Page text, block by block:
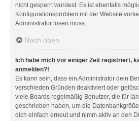
nicht gesperrt wurdest. Es ist ebenfalls
Konfigurationsproblem mit der Website
Administrator lösen muss.
Nach oben
Ich habe mich vor einiger Zeit registriert,
anmelden?!
Es kann sein, dass ein Administrator dein
verschieden Gründen deaktiviert oder
viele Boards regelmäßig Benutzer, die für
geschrieben haben, um die
dich einfach erneut und nimm aktiv an den